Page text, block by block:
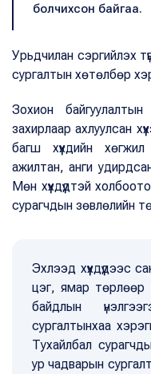
болчихсон байгаа.
Урьдчилан сэргийлэх
сургалтын хөтөлбөр
Зохион байгуулалтын
захирлаар ахлуулсан
багш хүүхдийн
ажилтан, анги
Мөн хүүхдүүдтэй
сурагчдын зөвлөлийн
Эхлээд хүүхдүүдээс
цэг, ямар төрлөөр
байдлын
сургалтынхаа
Тухайлбал
ур чадварын сургалт